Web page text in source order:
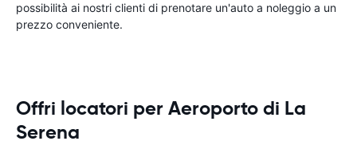
possibilità ai nostri clienti di prenotare un'auto a noleggio a un
prezzo conveniente.
Offri locatori per Aeroporto di La
Serena